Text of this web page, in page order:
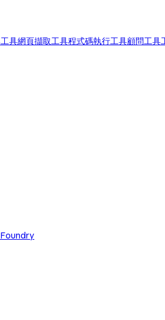
具網頁擷取工具程式碼執行工具顧問工具